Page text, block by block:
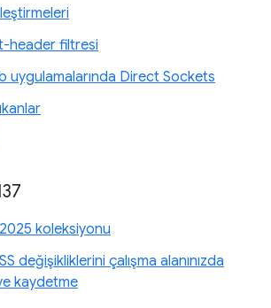
header filtresi
uygulamalarında Direct Sockets
koleksiyonu
değişikliklerini çalışma alanınızda
kaydetme